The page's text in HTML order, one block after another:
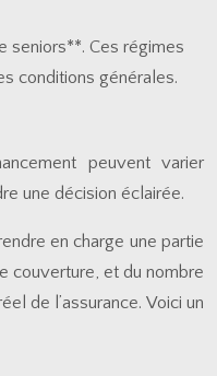
seniors**. Ces régimes
conditions générales.
peuvent varier
une décision éclairée.
en charge une partie
couverture, et du nombre
de l’assurance. Voici un